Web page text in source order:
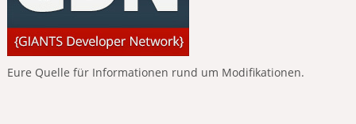
Eure Quelle für Informationen rund um Modifikationen.